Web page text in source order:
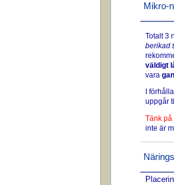
Mikro-
Totalt 3
berikad
väldigt
vara
I
uppgår
Tänk på
inte är